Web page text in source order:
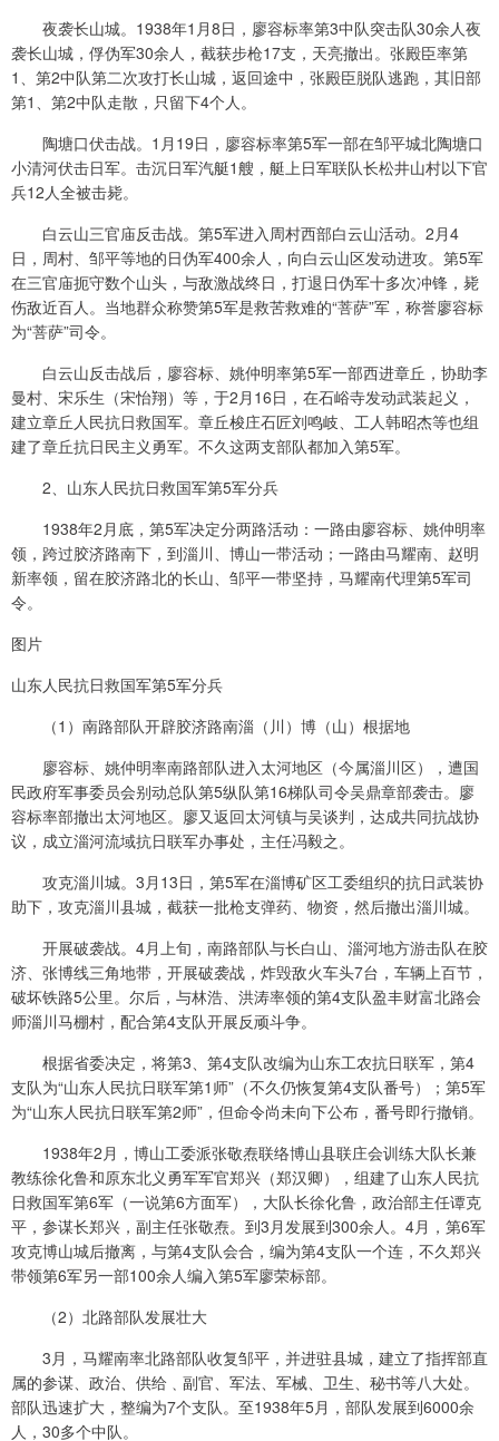
夜袭长山城。1938年1月8日，廖容标率第3中队突击队30余人夜
袭长山城，俘伪军30余人，截获步枪17支，天亮撤出。张殿臣率第
1、第2中队第二次攻打长山城，返回途中，张殿臣脱队逃跑，其旧部
第1、第2中队走散，只留下4个人。
陶塘口伏击战。1月19日，廖容标率第5军一部在邹平城北陶塘口
小清河伏击日军。击沉日军汽艇1艘，艇上日军联队长松井山村以下官
兵12人全被击毙。
白云山三官庙反击战。第5军进入周村西部白云山活动。2月4
日，周村、邹平等地的日伪军400余人，向白云山区发动进攻。第5军
在三官庙扼守数个山头，与敌激战终日，打退日伪军十多次冲锋，毙
伤敌近百人。当地群众称赞第5军是救苦救难的“菩萨”军，称誉廖容标
为“菩萨”司令。
白云山反击战后，廖容标、姚仲明率第5军一部西进章丘，协助李
曼村、宋乐生（宋怡翔）等，于2月16日，在石峪寺发动武装起义，
建立章丘人民抗日救国军。章丘梭庄石匠刘鸣岐、工人韩昭杰等也组
建了章丘抗日民主义勇军。不久这两支部队都加入第5军。
2、山东人民抗日救国军第5军分兵
1938年2月底，第5军决定分两路活动：一路由廖容标、姚仲明率
领，跨过胶济路南下，到淄川、博山一带活动；一路由马耀南、赵明
新率领，留在胶济路北的长山、邹平一带坚持，马耀南代理第5军司
令。
图片
山东人民抗日救国军第5军分兵
（1）南路部队开辟胶济路南淄（川）博（山）根据地
廖容标、姚仲明率南路部队进入太河地区（今属淄川区），遭国
民政府军事委员会别动总队第5纵队第16梯队司令吴鼎章部袭击。廖
容标率部撤出太河地区。廖又返回太河镇与吴谈判，达成共同抗战协
议，成立淄河流域抗日联军办事处，主任冯毅之。
攻克淄川城。3月13日，第5军在淄博矿区工委组织的抗日武装协
助下，攻克淄川县城，截获一批枪支弹药、物资，然后撤出淄川城。
开展破袭战。4月上旬，南路部队与长白山、淄河地方游击队在胶
济、张博线三角地带，开展破袭战，炸毁敌火车头7台，车辆上百节，
破坏铁路5公里。尔后，与林浩、洪涛率领的第4支队盈丰财富北路会
师淄川马棚村，配合第4支队开展反顽斗争。
根据省委决定，将第3、第4支队改编为山东工农抗日联军，第4
支队为“山东人民抗日联军第1师”（不久仍恢复第4支队番号）；第5军
为“山东人民抗日联军第2师”，但命令尚未向下公布，番号即行撤销。
1938年2月，博山工委派张敬焘联络博山县联庄会训练大队长兼
教练徐化鲁和原东北义勇军军官郑兴（郑汉卿），组建了山东人民抗
日救国军第6军（一说第6方面军），大队长徐化鲁，政治部主任谭克
平，参谋长郑兴，副主任张敬焘。到3月发展到300余人。4月，第6军
攻克博山城后撤离，与第4支队会合，编为第4支队一个连，不久郑兴
带领第6军另一部100余人编入第5军廖荣标部。
（2）北路部队发展壮大
3月，马耀南率北路部队收复邹平，并进驻县城，建立了指挥部直
属的参谋、政治、供给﹑副官、军法、军械、卫生、秘书等八大处。
部队迅速扩大，整编为7个支队。至1938年5月，部队发展到6000余
人，30多个中队。